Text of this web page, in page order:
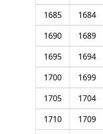
1684
1685
1689
1690
1694
1695
1699
1700
1704
1705
1709
1710